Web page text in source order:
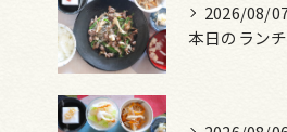
2026/08/